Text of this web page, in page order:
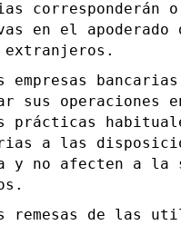
corresponderán
en el
extranjeros.
bancarias
sus operaciones
prácticas
a las
y no afecten a la
de las